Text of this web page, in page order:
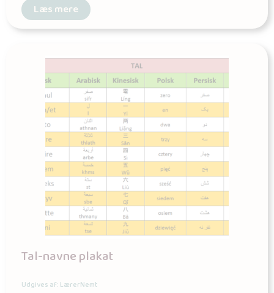
Læs mere
Tal-navne plakat
Udgives af: LærerNemt